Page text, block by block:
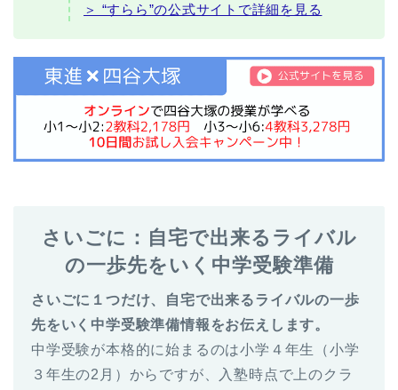
＞ “すらら”の公式サイトで詳細を見る
さいごに：自宅で出来るライバル
の一歩先をいく中学受験準備
さいごに１つだけ、自宅で出来るライバルの一歩
先をいく中学受験準備情報をお伝えします。
中学受験が本格的に始まるのは小学４年生（小学
３年生の2月）からですが、入塾時点で上のクラ